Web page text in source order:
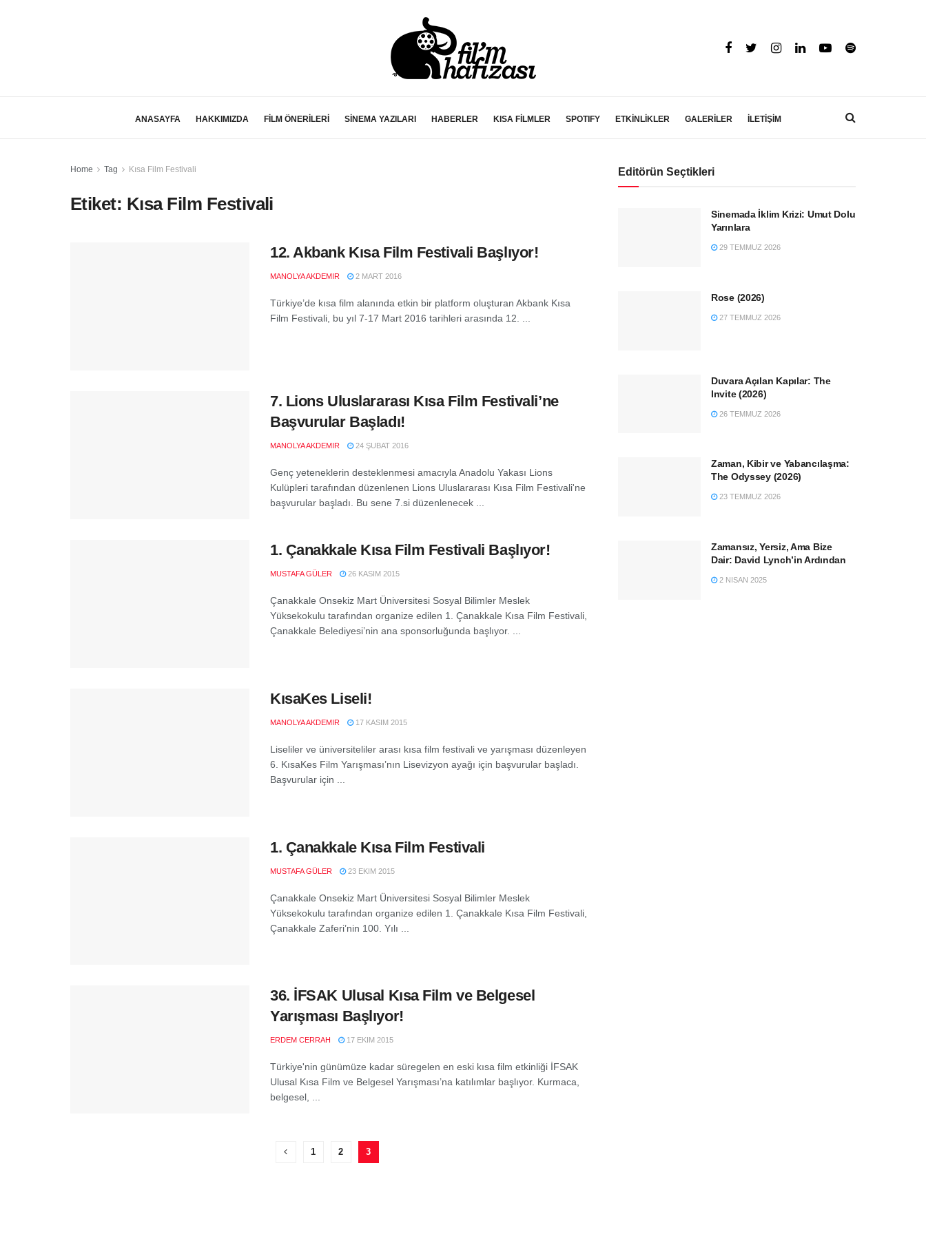
ANASAYFA HAKKIMIZDA FİLM ÖNERİLERİ SİNEMA YAZILARI HABERLER KISA FİLMLER SPOTIFY ETKİNLİKLER GALERİLER İLETİŞİM
Home Tag Kısa Film Festivali
Etiket: Kısa Film Festivali
12. Akbank Kısa Film Festivali Başlıyor!
MANOLYA AKDEMIR 2 MART 2016
Türkiye’de kısa film alanında etkin bir platform oluşturan Akbank Kısa
Film Festivali, bu yıl 7-17 Mart 2016 tarihleri arasında 12. ...
7. Lions Uluslararası Kısa Film Festivali’ne
Başvurular Başladı!
MANOLYA AKDEMIR 24 ŞUBAT 2016
Genç yeteneklerin desteklenmesi amacıyla Anadolu Yakası Lions
Kulüpleri tarafından düzenlenen Lions Uluslararası Kısa Film Festivali'ne
başvurular başladı. Bu sene 7.si düzenlenecek ...
1. Çanakkale Kısa Film Festivali Başlıyor!
MUSTAFA GÜLER 26 KASIM 2015
Çanakkale Onsekiz Mart Üniversitesi Sosyal Bilimler Meslek
Yüksekokulu tarafından organize edilen 1. Çanakkale Kısa Film Festivali,
Çanakkale Belediyesi’nin ana sponsorluğunda başlıyor. ...
KısaKes Liseli!
MANOLYA AKDEMIR 17 KASIM 2015
Liseliler ve üniversiteliler arası kısa film festivali ve yarışması düzenleyen
6. KısaKes Film Yarışması’nın Lisevizyon ayağı için başvurular başladı.
Başvurular için ...
1. Çanakkale Kısa Film Festivali
MUSTAFA GÜLER 23 EKIM 2015
Çanakkale Onsekiz Mart Üniversitesi Sosyal Bilimler Meslek
Yüksekokulu tarafından organize edilen 1. Çanakkale Kısa Film Festivali,
Çanakkale Zaferi’nin 100. Yılı ...
36. İFSAK Ulusal Kısa Film ve Belgesel
Yarışması Başlıyor!
ERDEM CERRAH 17 EKIM 2015
Türkiye'nin günümüze kadar süregelen en eski kısa film etkinliği İFSAK
Ulusal Kısa Film ve Belgesel Yarışması’na katılımlar başlıyor. Kurmaca,
belgesel, ...
1 2 3
Editörün Seçtikleri
Sinemada İklim Krizi: Umut Dolu
Yarınlara
29 TEMMUZ 2026
Rose (2026)
27 TEMMUZ 2026
Duvara Açılan Kapılar: The
Invite (2026)
26 TEMMUZ 2026
Zaman, Kibir ve Yabancılaşma:
The Odyssey (2026)
23 TEMMUZ 2026
Zamansız, Yersiz, Ama Bize
Dair: David Lynch’in Ardından
2 NISAN 2025